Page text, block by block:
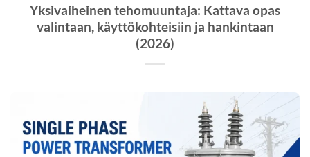
Yksivaiheinen tehomuuntaja: Kattava opas
valintaan, käyttökohteisiin ja hankintaan
(2026)